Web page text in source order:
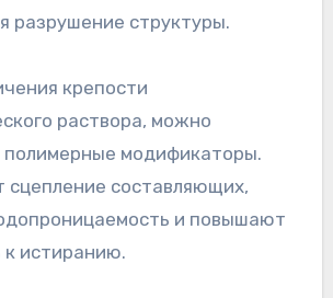
разрушение структуры.
крепости
раствора, можно
полимерные модификаторы.
сцепление составляющих,
и повышают
к истиранию.